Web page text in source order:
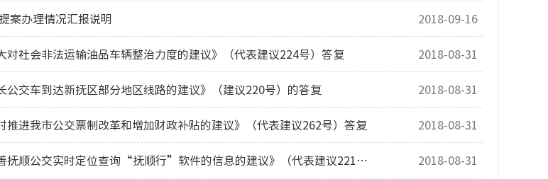
案办理情况汇报说明 2018-09-16
对社会非法运输油品车辆整治力度的建议》（代表建议224号）答复 2018-08-31
公交车到达新抚区部分地区线路的建议》（建议220号）的答复 2018-08-31
推进我市公交票制改革和增加财政补贴的建议》（代表建议262号）答复 2018-08-31
市十六届人大一次会议《关于完善抚顺公交实时定位查询“抚顺行”软件的信息的建议》（代表建议221号）答复 2018-08-31